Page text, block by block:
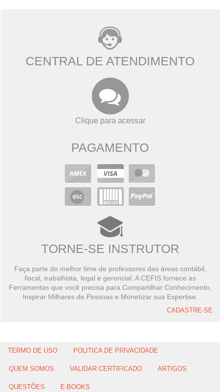
CENTRAL DE ATENDIMENTO
Clique para acessar
PAGAMENTO
TORNE-SE INSTRUTOR
Faça parte do melhor time de professores das áreas contábil,
fiscal, trabalhista, legal e gerencial. A CEFIS fornece as
Ferramentas que você precisa para Compartilhar Conhecimento,
Inspirar Milhares de Pessoas e Monetizar sua Expertise.
CADASTRE-SE
TERMO DE USO POLITICA DE PRIVACIDADE
QUEM SOMOS VALIDAR CERTIFICADO ARTIGOS
QUESTÕES E-BOOKS